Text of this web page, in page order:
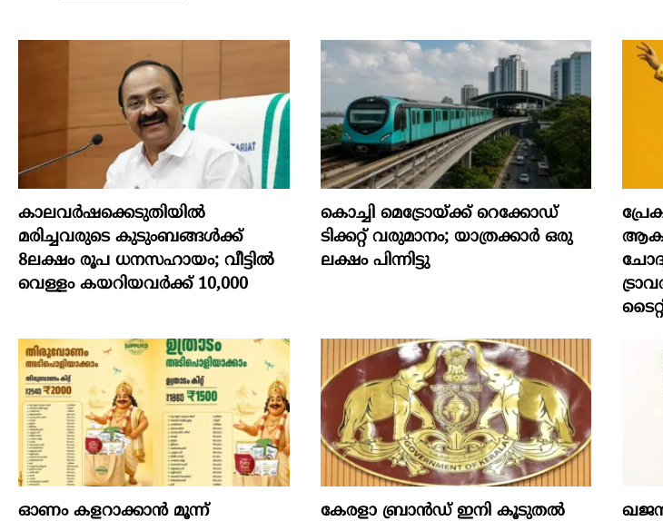
കാലവർഷക്കെടുതിയിൽ
മരിച്ചവരുടെ കുടുംബങ്ങൾക്ക്
8ലക്ഷം രൂപ ധനസഹായം; വീട്ടിൽ
വെള്ളം കയറിയവർക്ക് 10,000
കൊച്ചി മെട്രോയ്ക്ക് റെക്കോഡ്
ടിക്കറ്റ് വരുമാനം; യാത്രക്കാർ ഒരു
ലക്ഷം പിന്നിട്ടു
ഓണം കളറാക്കാന്‍ മൂന്ന് കേരളാ ബ്രാൻഡ് ഇനി കൂടുതൽ